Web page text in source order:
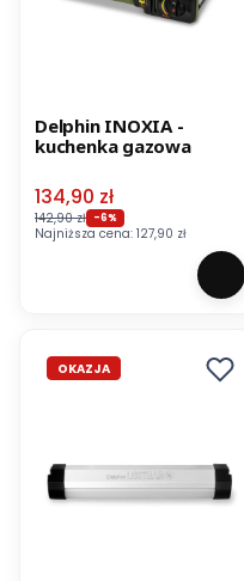
Delphin INOXIA -
kuchenka gazowa
Cena promocyjna
134,90 zł
142,90 zł -6%
Najniższa cena: 127,90 zł
OKAZJA